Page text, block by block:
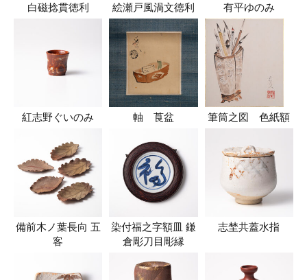
白磁捻貫徳利 絵瀬戸風渦文徳利 有平ゆのみ
紅志野ぐいのみ 軸 莨盆 筆筒之図 色紙額
備前木ノ葉長向 五
客
染付福之字額皿 鎌
倉彫刀目彫縁
志埜共蓋水指